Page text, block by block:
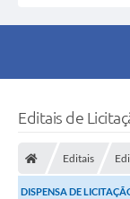
Editais de
Editais
DISPENSA DE